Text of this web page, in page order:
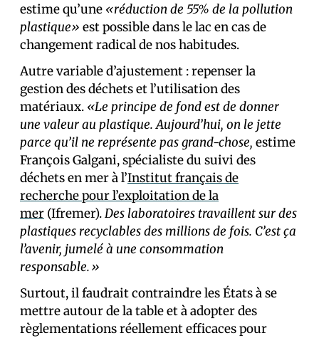
estime qu’une «réduction de 55% de la pollution
plastique» est possible dans le lac en cas de
changement radical de nos habitudes.
Autre variable d’ajustement : repenser la
gestion des déchets et l’utilisation des
matériaux. «Le principe de fond est de donner
une valeur au plastique. Aujourd’hui, on le jette
parce qu’il ne représente pas grand-chose, estime
François Galgani, spécialiste du suivi des
déchets en mer à l’Institut français de
recherche pour l’exploitation de la
mer (Ifremer).Des laboratoires travaillent sur des
plastiques recyclables des millions de fois. C’est ça
l’avenir, jumelé à une consommation
responsable.»
Surtout, il faudrait contraindre les États à se
mettre autour de la table et à adopter des
règlementations réellement efficaces pour